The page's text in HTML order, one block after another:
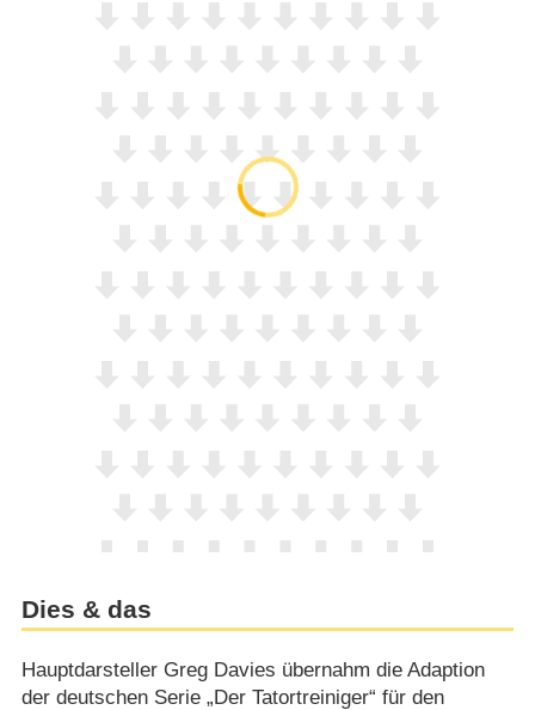
Dies & das
Hauptdarsteller Greg Davies übernahm die Adaption
der deutschen Serie „Der Tatortreiniger“ für den